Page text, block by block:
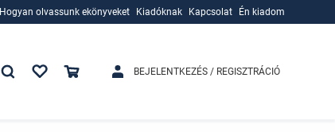
Hogyan olvassunk ekönyveket
Kiadóknak
Kapcsolat Én kiadom
BEJELENTKEZÉS / REGISZTRÁCIÓ